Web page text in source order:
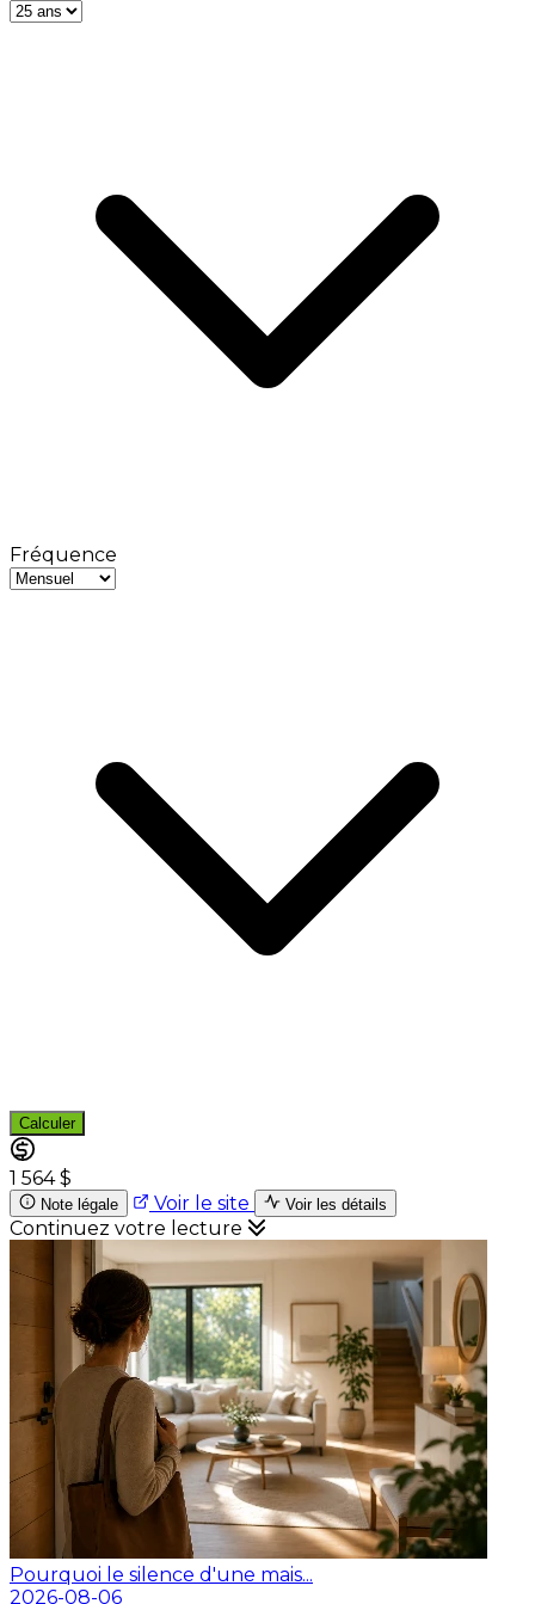
Fréquence
Calculer
1 564 $
Note légale Voir le site Voir les détails
Continuez votre lecture
Pourquoi le silence d'une mais...
2026-08-06